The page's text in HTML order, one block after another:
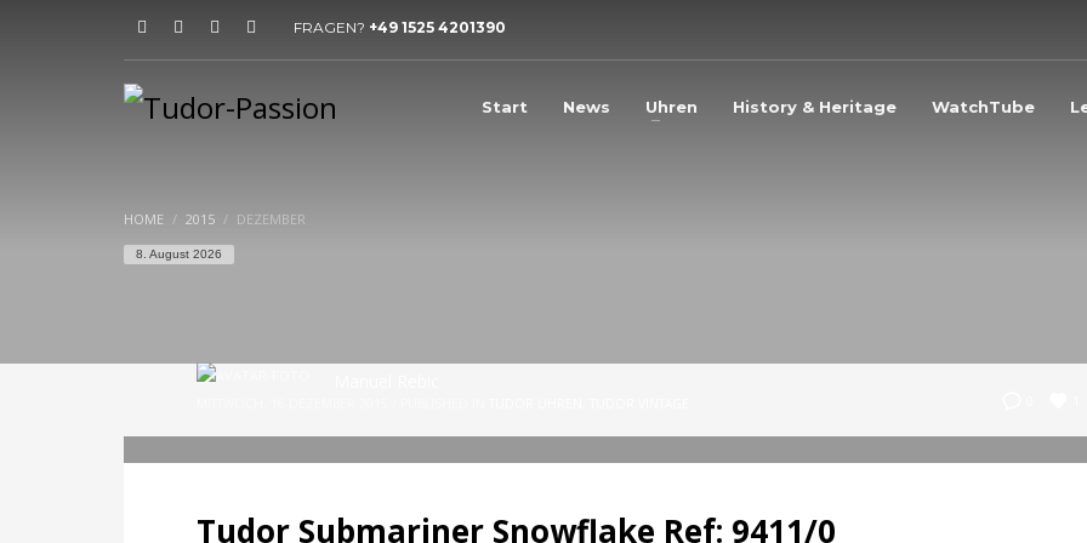
HOW TO SHOPFRAGEN? +49 1525 4201390
Start News Uhren History & Heritage WatchTube
HOME 2015 DEZEMBER
8. August 2026
Tudor Submariner Snowflake Ref: 9411/0